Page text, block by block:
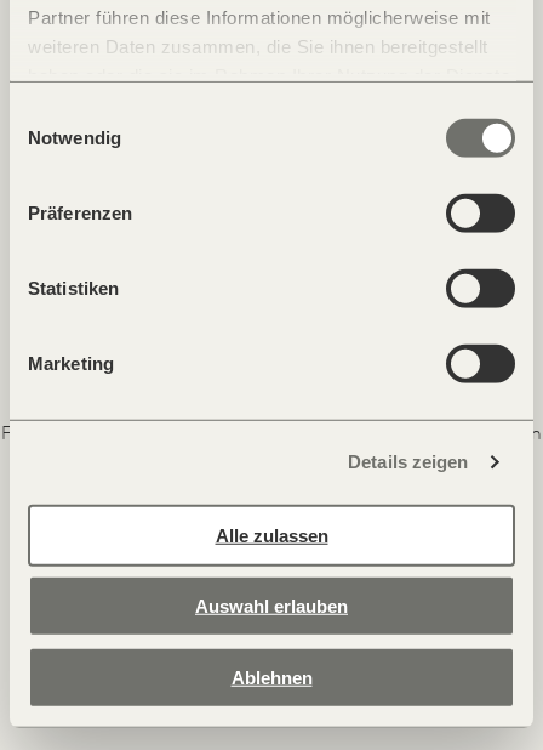
Partner führen diese Informationen möglicherweise mit
weiteren Daten zusammen, die Sie ihnen bereitgestellt
Notwendig
Präferenzen
Statistiken
Marketing
Details zeigen
Alle zulassen
Auswahl erlauben
Ablehnen
Kontakt & Anreise
Newsletter & Magazin
FORESTIS — Palmschoß 22 — 39042 Brixen, Dolomiten — Italien
hide@forestis.it